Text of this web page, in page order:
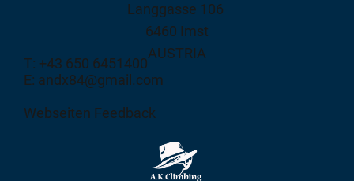
Langgasse 106
6460 Imst
AUSTRIA
T: +43 650 6451400
E: andx84@gmail.com
Webseiten Feedback